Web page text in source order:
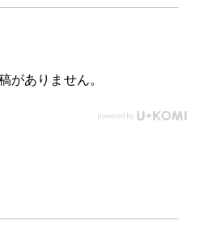
がありません。